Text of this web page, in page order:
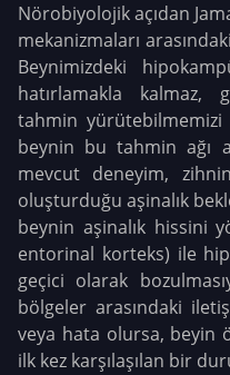
Nörobiyolojik açıdan
mekanizmaları
Beynimizdeki
hatırlamakla kalmaz,
tahmin yürütebilmemizi
beynin bu tahmin ağı
mevcut deneyim,
oluşturduğu aşinalık
beynin aşinalık hissini
entorinal korteks) ile
geçici olarak
bölgeler arasındaki
veya hata olursa, beyin
ilk kez karşılaşılan bir